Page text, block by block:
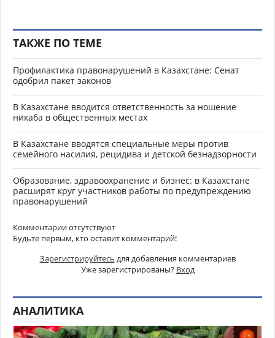
ТАКЖЕ ПО ТЕМЕ
Профилактика правонарушений в Казахстане: Сенат
одобрил пакет законов
В Казахстане вводится ответственность за ношение
никаба в общественных местах
В Казахстане вводятся специальные меры против
семейного насилия, рецидива и детской безнадзорности
Образование, здравоохранение и бизнес: в Казахстане
расширят круг участников работы по предупреждению
правонарушений
Комментарии отсутствуют
Будьте первым, кто оставит комментарий!
Зарегистрируйтесь для добавления комментариев
Уже зарегистрированы? Вход
АНАЛИТИКА